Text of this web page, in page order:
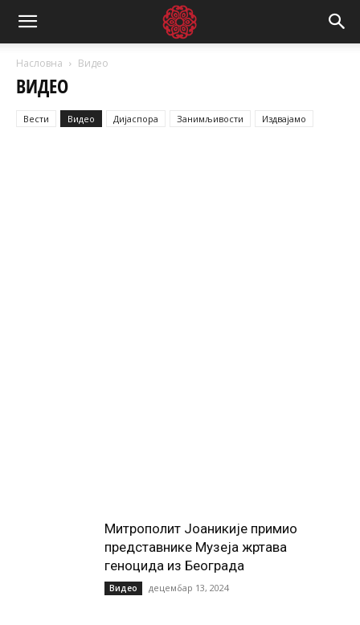
Насловна Видео
ВИДЕО
Вести Видео Дијаспора Занимљивости Издвајамо
Митрополит Јоаникије примио
представнике Музеја жртава
геноцида из Београда
Видео децембар 13, 2024